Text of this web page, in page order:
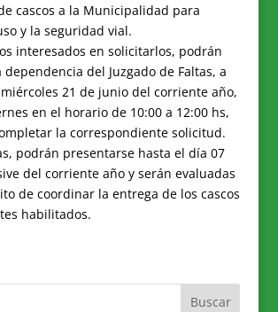
cascos a la Municipalidad para
y la seguridad vial.
interesados en solicitarlos, podrán
dependencia del Juzgado de Faltas, a
21 de junio del corriente año,
en el horario de 10:00 a 12:00 hs,
la correspondiente solicitud.
podrán presentarse hasta el día 07
del corriente año y serán evaluadas
de coordinar la entrega de los cascos
habilitados.